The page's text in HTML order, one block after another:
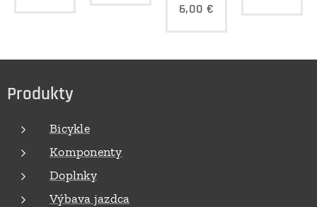
6,00 €
Produkty
Bicykle
Komponenty
Doplnky
Výbava jazdca